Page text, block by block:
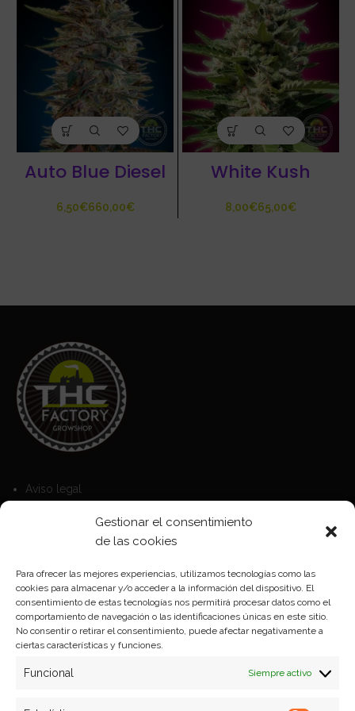
Gestionar el consentimiento
de las cookies
Para ofrecer las mejores experiencias, utilizamos tecnologías como las
cookies para almacenar y/o acceder a la información del dispositivo. El
consentimiento de estas tecnologías nos permitirá procesar datos como el
comportamiento de navegación o las identificaciones únicas en este sitio.
No consentir o retirar el consentimiento, puede afectar negativamente a
ciertas características y funciones.
Funcional Siempre activo
Auto Blue Diesel
€ €
White Kush
€ €
Aviso legal
Política de privacidad
Formas de pago
Plazos y condiciones de envio
Politica de devoluciones